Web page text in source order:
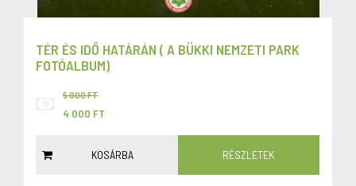
TÉR ÉS IDŐ HATÁRÁN ( A BÜKKI NEMZETI PARK
FOTÓALBUM)
5 000 FT
4 000 FT
KOSÁRBA RÉSZLETEK